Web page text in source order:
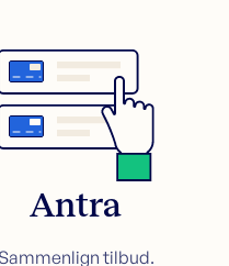
Antra
Sammenlign tilbud.